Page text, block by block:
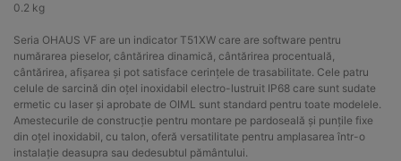
0.2 kg
Seria OHAUS VF are un indicator T51XW care are software pentru
numărarea pieselor, cântărirea dinamică, cântărirea procentuală,
cântărirea, afișarea și pot satisface cerințele de trasabilitate. Cele patru
celule de sarcină din oțel inoxidabil electro-lustruit IP68 care sunt sudate
ermetic cu laser și aprobate de OIML sunt standard pentru toate modelele.
Amestecurile de construcție pentru montare pe pardoseală și punțile fixe
din oțel inoxidabil, cu talon, oferă versatilitate pentru amplasarea într-o
instalație deasupra sau dedesubtul pământului.